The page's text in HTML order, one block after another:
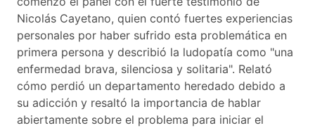
Nicolás Cayetano, quien contó fuertes experiencias
personales por haber sufrido esta problemática en
primera persona y describió la ludopatía como "una
enfermedad brava, silenciosa y solitaria". Relató
cómo perdió un departamento heredado debido a
su adicción y resaltó la importancia de hablar
abiertamente sobre el problema para iniciar el